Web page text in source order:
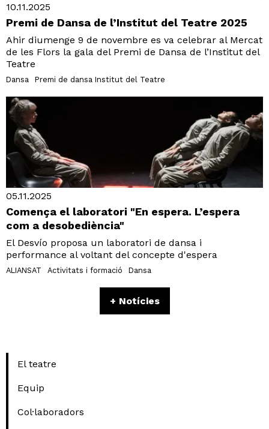
10.11.2025
Premi de Dansa de l’Institut del Teatre 2025
Ahir diumenge 9 de novembre es va celebrar al Mercat
de les Flors la gala del Premi de Dansa de l’Institut del
Teatre
Dansa Premi de dansa Institut del Teatre
05.11.2025
Comença el laboratori "En espera. L’espera
com a desobediència"
El Desvío proposa un laboratori de dansa i
performance al voltant del concepte d'espera
ALIANSAT Activitats i formació Dansa
+ Notícies
El teatre
Equip
Col·laboradors